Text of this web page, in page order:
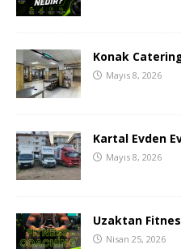
Konak
Mayıs 8, 2026
Kartal Evden
Mayıs 8, 2026
Uzaktan
Nisan 25, 2026